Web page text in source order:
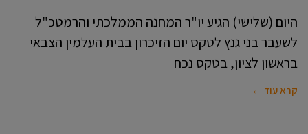
היום (שלישי) הגיע יו"ר המחנה הממלכתי והרמטכ"ל
לשעבר בני גנץ לטקס יום הזיכרון בבית העלמין הצבאי
בראשון לציון, בטקס נכח
קרא עוד ←